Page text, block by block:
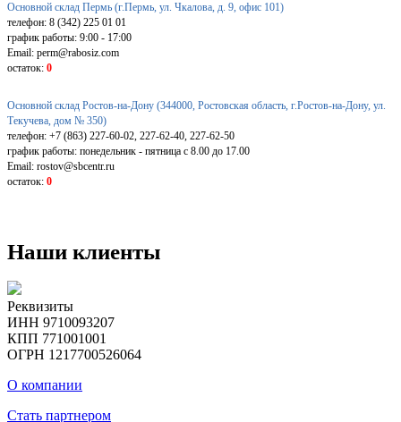
Основной склад Пермь (г.Пермь, ул. Чкалова, д. 9, офис 101)
телефон: 8 (342) 225 01 01
график работы: 9:00 - 17:00
Email: perm@rabosiz.com
остаток: 0
Основной склад Ростов-на-Дону (344000, Ростовская область, г.Ростов-на-Дону, ул.
Текучева, дом № 350)
телефон: +7 (863) 227-60-02, 227-62-40, 227-62-50
график работы: понедельник - пятница с 8.00 до 17.00
Email: rostov@sbcentr.ru
остаток: 0
Наши клиенты
Реквизиты
ИНН 9710093207
КПП 771001001
ОГРН 1217700526064
О компании
Стать партнером